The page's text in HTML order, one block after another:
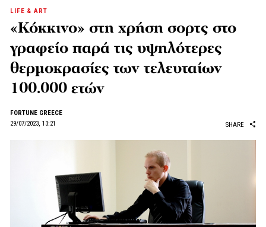
LIFE & ART
«Κόκκινο» στη χρήση σορτς στο
γραφείο παρά τις υψηλότερες
θερμοκρασίες των τελευταίων
100.000 ετών
FORTUNE GREECE
29/07/2023, 13:21
SHARE